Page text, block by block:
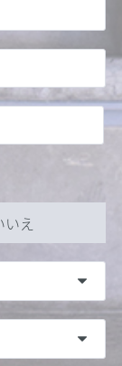
いえ